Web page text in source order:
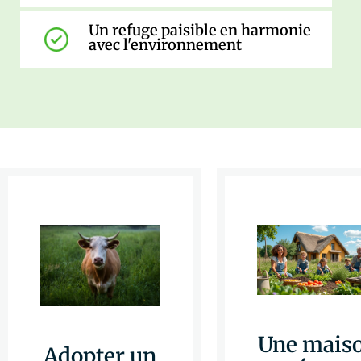
Un refuge paisible en harmonie
avec l'environnement
Une